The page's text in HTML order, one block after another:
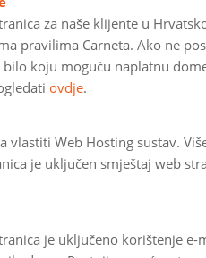
za naše klijente u
pravilima Carneta. Ako ne
koju moguću naplatnu
ovdje.
vlastiti Web Hosting sustav.
je uključen smještaj web
je uključeno korištenje